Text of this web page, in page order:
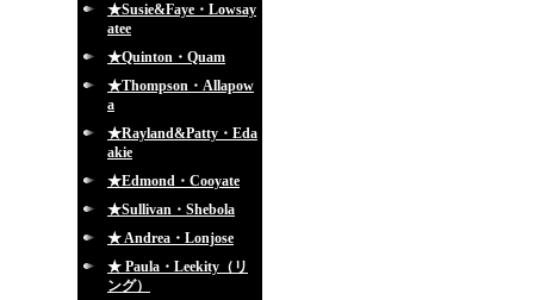
★Susie&Faye・Lowsay
atee
★Quinton・Quam
★Thompson・Allapow
a
★Rayland&Patty・Eda
akie
★Edmond・Cooyate
★Sullivan・Shebola
★ Andrea・Lonjose
★ Paula・Leekity（リ
ング）